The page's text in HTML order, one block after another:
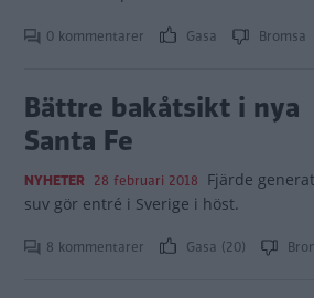
0 kommentarer Gasa Bromsa
Bättre bakåtsikt i nya
Santa Fe
NYHETER 28 februari 2018 Fjärde
suv gör entré i Sverige i höst.
8 kommentarer Gasa (20)